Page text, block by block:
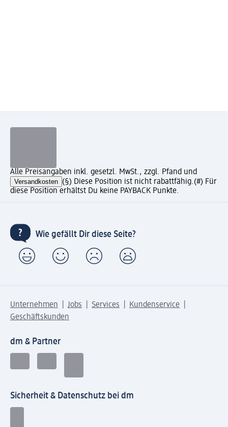
Alle Preisangaben inkl. gesetzl. MwSt., zzgl. Pfand und
Versandkosten (§) Diese Position ist nicht rabattfähig.(#) Für
diese Position erhältst Du keine PAYBACK Punkte.
Wie gefällt Dir diese Seite?
Unternehmen Jobs Services
Kundenservice
Geschäftskunden
dm & Partner
Sicherheit & Datenschutz bei dm